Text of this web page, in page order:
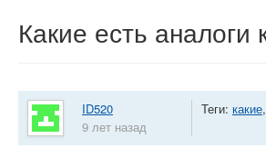
Какие есть
ID520
9 лет назад
Теги: какие,